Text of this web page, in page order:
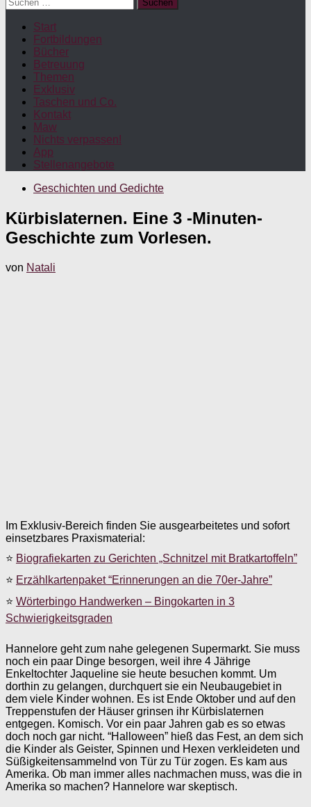
nach:
Start
Fortbildungen
Bücher
Betreuung
Themen
Exklusiv
Taschen und Co.
Kontakt
Maw
Nichts verpassen!
App
Stellenangebote
Geschichten und Gedichte
Kürbislaternen. Eine 3 -Minuten-
Geschichte zum Vorlesen.
von Natali
Im Exklusiv-Bereich finden Sie ausgearbeitetes und sofort
einsetzbares Praxismaterial:
⭐ Biografiekarten zu Gerichten „Schnitzel mit Bratkartoffeln”
⭐ Erzählkartenpaket “Erinnerungen an die 70er-Jahre”
⭐ Wörterbingo Handwerken – Bingokarten in 3
Schwierigkeitsgraden
Hannelore geht zum nahe gelegenen Supermarkt. Sie muss
noch ein paar Dinge besorgen, weil ihre 4 Jährige
Enkeltochter Jaqueline sie heute besuchen kommt. Um
dorthin zu gelangen, durchquert sie ein Neubaugebiet in
dem viele Kinder wohnen. Es ist Ende Oktober und auf den
Treppenstufen der Häuser grinsen ihr Kürbislaternen
entgegen. Komisch. Vor ein paar Jahren gab es so etwas
doch noch gar nicht. “Halloween” hieß das Fest, an dem sich
die Kinder als Geister, Spinnen und Hexen verkleideten und
Süßigkeitensammelnd von Tür zu Tür zogen. Es kam aus
Amerika. Ob man immer alles nachmachen muss, was die in
Amerika so machen? Hannelore war skeptisch.